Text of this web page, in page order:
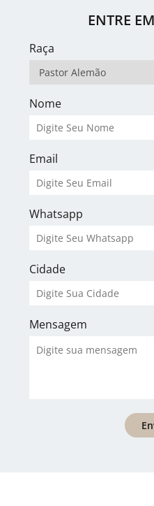
ENTRE
Raça
Nome
Email
Whatsapp
Cidade
Mensagem